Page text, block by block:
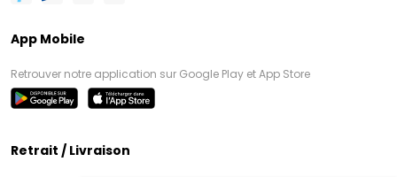
App Mobile
Retrouver notre application sur Google Play et App Store
Retrait / Livraison